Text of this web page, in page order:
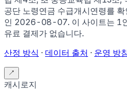
공단 노령연금 수급개시연령를
인 2026-08-07. 이 사이트는 1
유료 결제가 없습니다.
산정 방식 · 데이터 출처 · 운영 방
↗
캐시로지